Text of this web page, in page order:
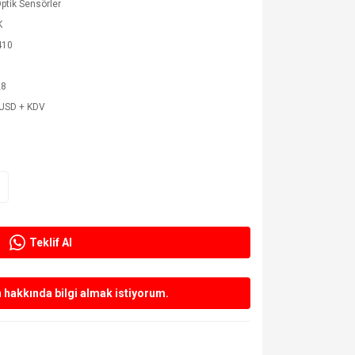
Sensörler
+ KDV
Teklif Al
hakkında bilgi almak istiyorum.